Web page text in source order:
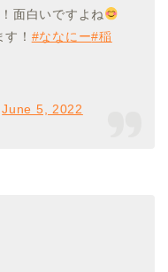
面白いですよね
！ #ななにー#稲
June 5, 2022